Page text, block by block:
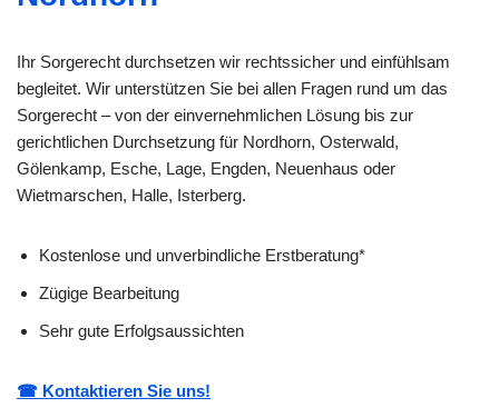
Ihr Sorgerecht durchsetzen wir rechtssicher und einfühlsam
begleitet. Wir unterstützen Sie bei allen Fragen rund um das
Sorgerecht – von der einvernehmlichen Lösung bis zur
gerichtlichen Durchsetzung für Nordhorn, Osterwald,
Gölenkamp, Esche, Lage, Engden, Neuenhaus oder
Wietmarschen, Halle, Isterberg.
Kostenlose und unverbindliche Erstberatung*
Zügige Bearbeitung
Sehr gute Erfolgsaussichten
☎ Kontaktieren Sie uns!